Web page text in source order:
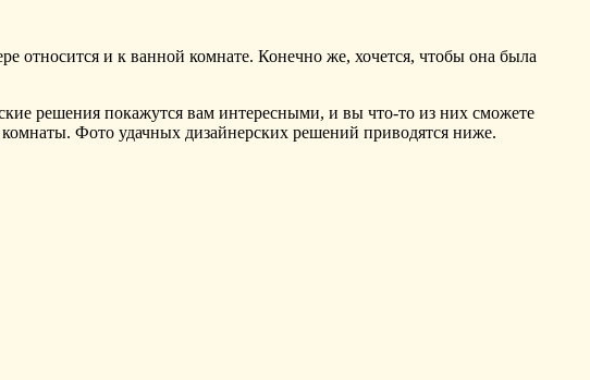
относится и к ванной комнате. Конечно же, хочется, чтобы она была
решения покажутся вам интересными, и вы что-то из них сможете
Фото удачных дизайнерских решений приводятся ниже.